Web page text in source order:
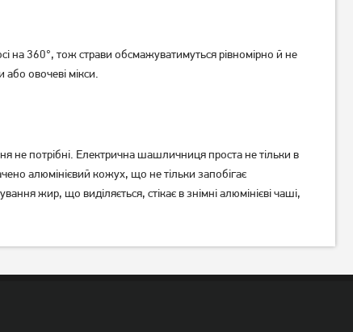
на 360°, тож страви обсмажуватимуться рівномірно й не
овочеві мікси.
не потрібні. Електрична шашличниця проста не тільки в
алюмінієвий кожух, що не тільки запобігає
жир, що виділяється, стікає в знімні алюмінієві чаші,